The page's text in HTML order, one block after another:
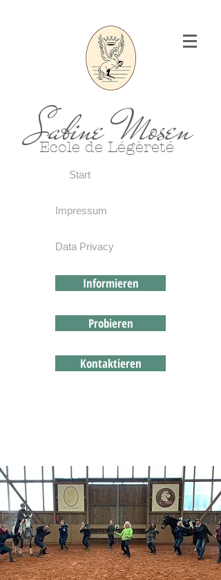
Sabine Mosen
Ecole de Légèreté
Start
Impressum
Data Privacy
Informieren
Probieren
Kontaktieren